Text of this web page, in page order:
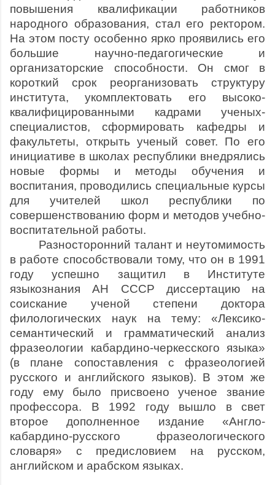
повышения квалификации работников
народного образования, стал его ректором.
На этом посту особенно ярко проявились его
большие научно-педагогические и
организаторские способности. Он смог в
короткий срок реорганизовать структуру
института, укомплектовать его высоко­
квалифицированными кадрами ученых-
специалистов, сформировать кафедры и
факультеты, открыть ученый совет. По его
инициативе в школах республики внедрялись
новые формы и методы обучения и
воспитания, проводились специальные курсы
для учителей школ республики по
совершенствованию форм и методов учебно-
воспитательной работы.
Разносторонний талант и неутомимость
в работе способствовали тому, что он в 1991
году успешно защитил в Институте
языкознания АН СССР диссертацию на
соискание ученой степени доктора
филологических наук на тему: «Лексико-
семантический и грамматический анализ
фразеологии кабардино-черкесского языка»
(в плане сопоставления с фразеологией
русского и английского языков). В этом же
году ему было присвоено ученое звание
профессора. В 1992 году вышло в свет
второе дополненное издание «Англо-
кабардино-русского фразеологического
словаря» с предисловием на русском,
английском и арабском языках.